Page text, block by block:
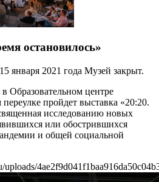
остановилось»
января 2021 года Музей закрыт.
Образовательном центре
пройдет выставка «20:20.
исследованию новых
или обострившихся
и общей социальной
uploads/